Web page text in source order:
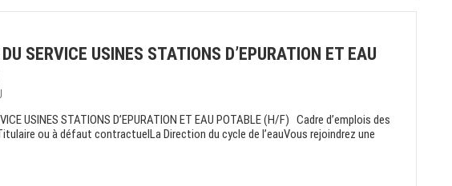
SERVICE USINES STATIONS D’EPURATION ET EAU
USINES STATIONS D’EPURATION ET EAU POTABLE (H/F) Cadre d’emplois des
ou à défaut contractuelLa Direction du cycle de l’eauVous rejoindrez une